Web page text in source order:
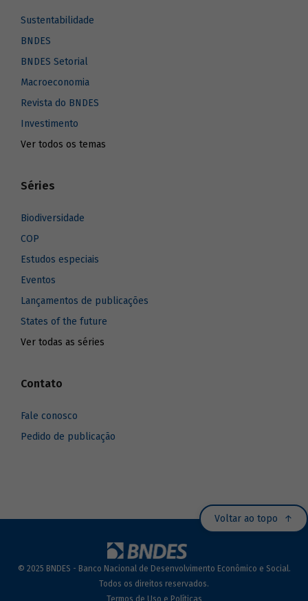
Sustentabilidade
BNDES
BNDES Setorial
Macroeconomia
Revista do BNDES
Investimento
Ver todos os temas
Séries
Biodiversidade
COP
Estudos especiais
Eventos
Lançamentos de publicações
States of the future
Ver todas as séries
Contato
Fale conosco
Pedido de publicação
Voltar ao topo
© 2025 BNDES - Banco Nacional de Desenvolvimento Econômico e Social.
Todos os direitos reservados.
Termos de Uso e Políticas